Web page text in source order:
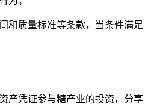
和质量标准等条款，当条件满足
产凭证参与糖产业的投资，分享